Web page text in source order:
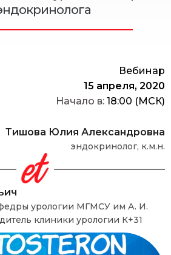
Вебинар
15 апреля, 2020
Начало в: 18:00 (МСК)
Тишова Юлия Александровна
эндокринолог, к.м.н.
урологии МГМСУ им А. И.
клиники урологии К+31